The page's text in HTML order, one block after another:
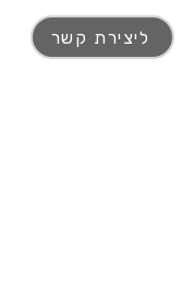
ליצירת קשר